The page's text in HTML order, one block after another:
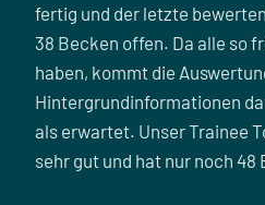
fertig und der letzte
38 Becken offen. Da alle so
haben, kommt die
Hintergrundinformationen
als erwartet. Unser Trainee
sehr gut und hat nur noch